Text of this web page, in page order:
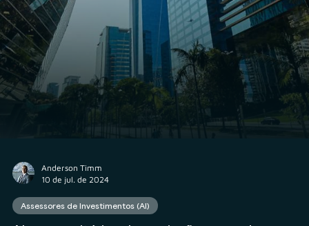
Para se registrar como consultor junto à CVM, é